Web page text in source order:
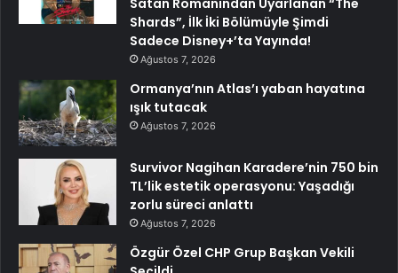
Satan Romanından Uyarlanan “The
Shards”, İlk İki Bölümüyle Şimdi
Sadece Disney+’ta Yayında!
Ağustos 7, 2026
Ormanya’nın Atlas’ı yaban hayatına
ışık tutacak
Ağustos 7, 2026
Survivor Nagihan Karadere’nin 750 bin
TL’lik estetik operasyonu: Yaşadığı
zorlu süreci anlattı
Ağustos 7, 2026
Özgür Özel CHP Grup Başkan Vekili